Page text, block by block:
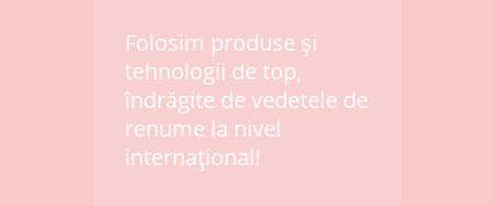
Folosim produse și
tehnologii de top,
îndrăgite de vedetele de
renume la nivel
internațional!